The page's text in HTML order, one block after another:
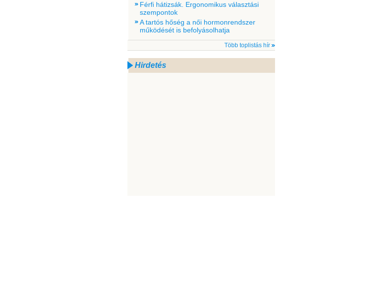
Férfi hátizsák. Ergonomikus választási
szempontok
A tartós hőség a női hormonrendszer
működését is befolyásolhatja
Több toplistás hír
Hirdetés